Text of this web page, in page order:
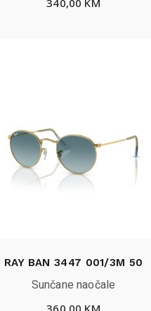
340,00 KM
RAY BAN 3447 001/3M 50
Sunčane naočale
360,00 KM